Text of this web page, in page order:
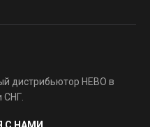
дистрибьютор HEBO в
СНГ.
С НАМИ